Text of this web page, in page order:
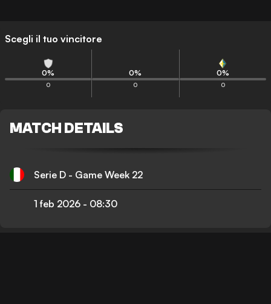
Scegli il tuo vincitore
0%
0
0%
0
0%
0
MATCH DETAILS
Serie D - Game Week 22
1 feb 2026 - 08:30